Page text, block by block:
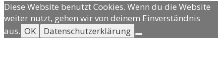
Diese Website benutzt Cookies. Wenn du die Website
weiter nutzt, gehen wir von deinem Einverständnis
aus. OK Datenschutzerklärung